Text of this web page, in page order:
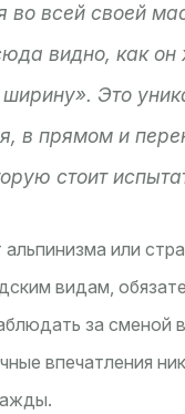
во всей своей
видно, как он
Это
в прямом и
стоит
или
видам,
за сменой
впечатления